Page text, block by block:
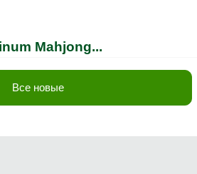
Mahjong...
Все новые